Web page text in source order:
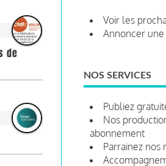
de
Voir les
Annoncer
NOS SERVICES
Publiez
Nos
abonnement
Parrainez nos